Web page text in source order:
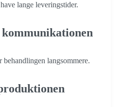
lange leveringstider.
langsommere.